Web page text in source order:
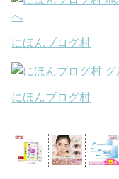
にほんブログ村
にほんブログ村